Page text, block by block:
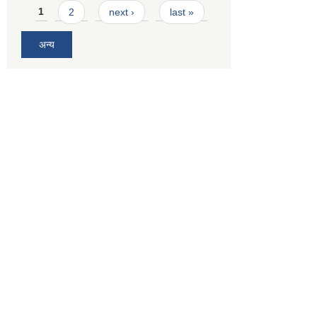
Pages
1 2 next › last »
अन्य